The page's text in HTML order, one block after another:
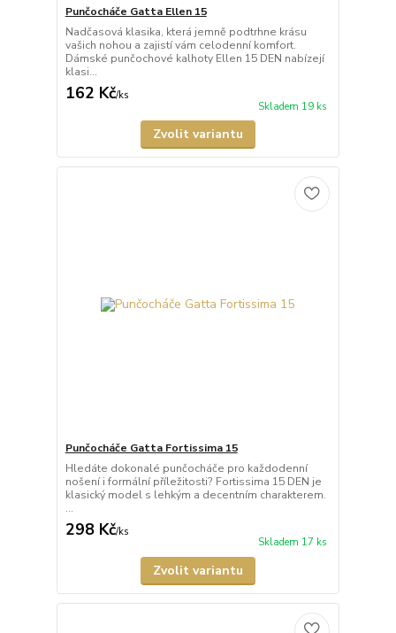
Punčocháče Gatta Ellen 15
Nadčasová klasika, která jemně podtrhne krásu
vašich nohou a zajistí vám celodenní komfort.
Dámské punčochové kalhoty Ellen 15 DEN nabízejí
klasi...
162 Kč/ks
Skladem 19 ks
Zvolit variantu
Punčocháče Gatta Fortissima 15
Hledáte dokonalé punčocháče pro každodenní
nošení i formální příležitosti? Fortissima 15 DEN je
klasický model s lehkým a decentním charakterem.
...
298 Kč/ks
Skladem 17 ks
Zvolit variantu